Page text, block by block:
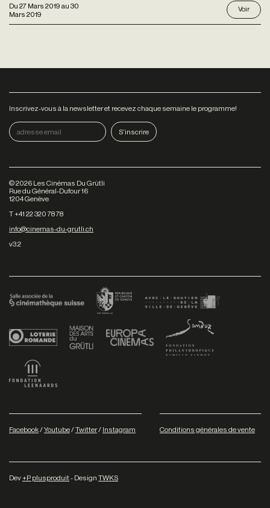
Du 27 Mars 2019 au 30
Mars 2019
Voir
Inscrivez-vous à la newsletter et recevez chaque semaine le programme!
©2026 Les Cinémas Du Grütli
Rue du Général-Dufour 16
1204 Genève
T +41 22 320 78 78
info@cinemas-du-grutli.ch
v3.2
Facebook/Youtube/Twitter/ Instagram Conditions générales de vente
Dev+P plusproduit- Design TWKS